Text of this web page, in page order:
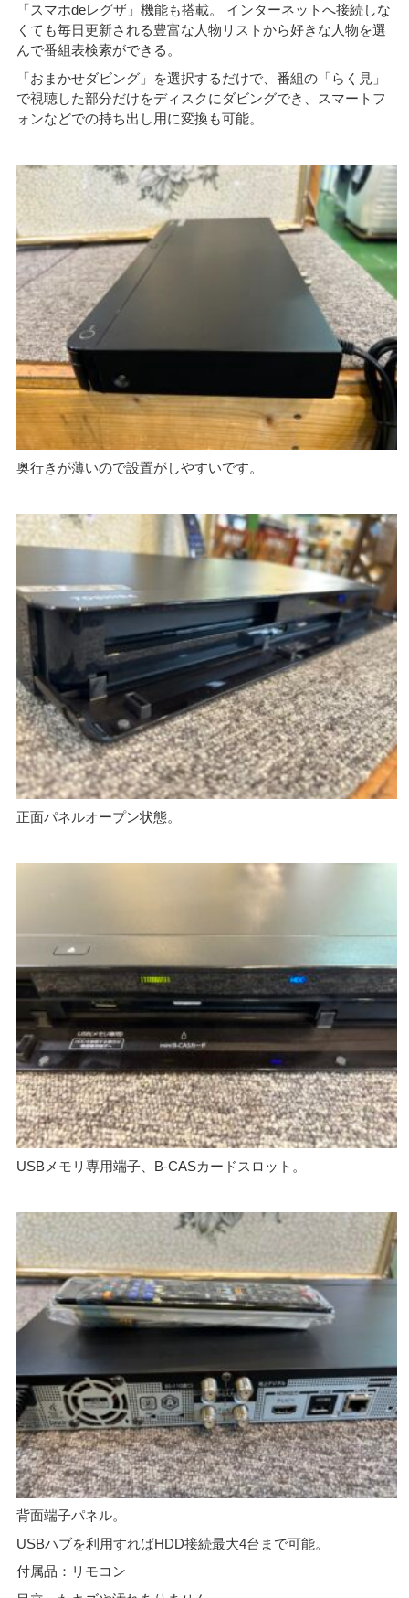
「スマホdeレグザ」機能も搭載。 インターネットへ接続しな
くても毎日更新される豊富な人物リストから好きな人物を選
んで番組表検索ができる。
「おまかせダビング」を選択するだけで、番組の「らく見」
で視聴した部分だけをディスクにダビングでき、スマートフ
ォンなどでの持ち出し用に変換も可能。
奥行きが薄いので設置がしやすいです。
正面パネルオープン状態。
USBメモリ専用端子、B-CASカードスロット。
背面端子パネル。
USBハブを利用すればHDD接続最大4台まで可能。
付属品：リモコン